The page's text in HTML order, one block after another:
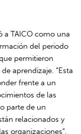
a TAICO como una
del periodo
permitieron
aprendizaje. “Esta
frente a un
de las
parte de un
relacionados y
organizaciones”.